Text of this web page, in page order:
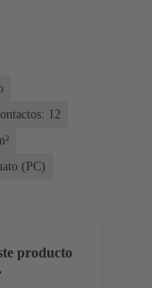
12
(PC)
producto